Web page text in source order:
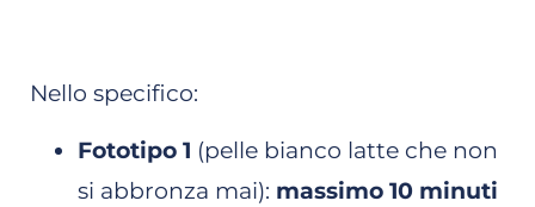
Nello specifico:
Fototipo 1 (pelle bianco latte che non
si abbronza mai): massimo 10 minuti